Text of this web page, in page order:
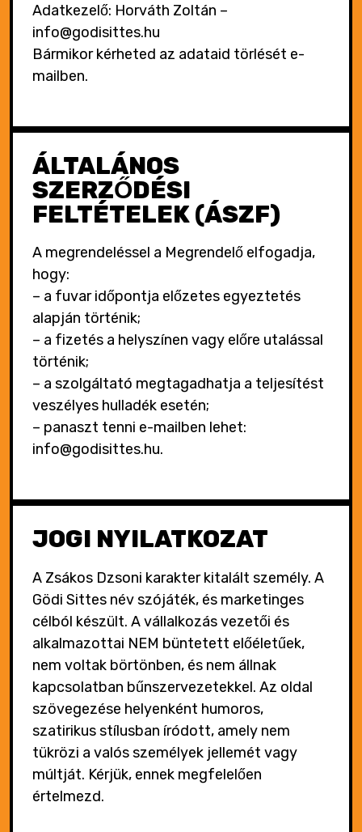
Adatkezelő: Horváth Zoltán –
info@godisittes.hu
Bármikor kérheted az adataid törlését e-
mailben.
ÁLTALÁNOS
SZERZŐDÉSI
FELTÉTELEK (ÁSZF)
A megrendeléssel a Megrendelő elfogadja,
hogy:
– a fuvar időpontja előzetes egyeztetés
alapján történik;
– a fizetés a helyszínen vagy előre utalással
történik;
– a szolgáltató megtagadhatja a teljesítést
veszélyes hulladék esetén;
– panaszt tenni e-mailben lehet:
info@godisittes.hu.
JOGI NYILATKOZAT
A Zsákos Dzsoni karakter kitalált személy. A
Gödi Sittes név szójáték, és marketinges
célból készült. A vállalkozás vezetői és
alkalmazottai NEM büntetett előéletűek,
nem voltak börtönben, és nem állnak
kapcsolatban bűnszervezetekkel. Az oldal
szövegezése helyenként humoros,
szatirikus stílusban íródott, amely nem
tükrözi a valós személyek jellemét vagy
múltját. Kérjük, ennek megfelelően
értelmezd.